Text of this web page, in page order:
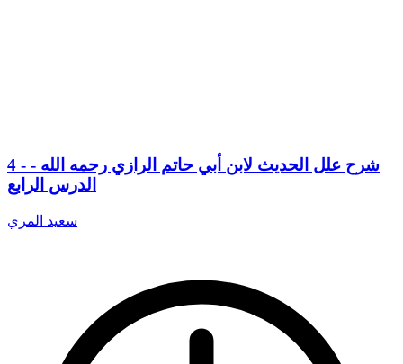
4 - شرح علل الحديث لابن أبي حاتم الرازي رحمه الله -
الدرس الرابع
سعيد المري